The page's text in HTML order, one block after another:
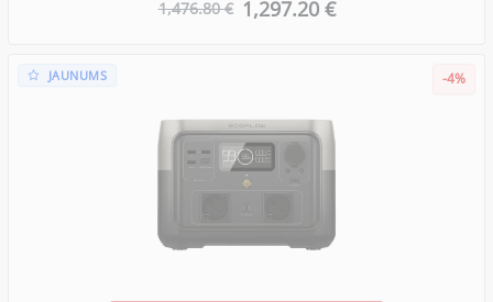
1,476.80 € 1,297.20 €
JAUNUMS -4%